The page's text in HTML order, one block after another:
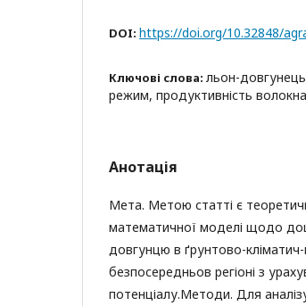
DOI: https://doi.org/10.32848/
Ключові слова: льон-
режим, продуктивність волокна
Анотація
Мета. Метою статті є
математичної моделі щодо
довгунцю в ґрунтово-кліматич-
безпосередньов регіоні з
потенціалу.Методи. Для